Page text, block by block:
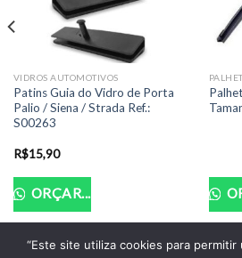
VIDROS AUTOMOTIVOS
Patins Guia do Vidro de Porta
Palio / Siena / Strada Ref.:
S00263
R$15,90
ORÇAR...
“Este site utiliza cookies para permitir